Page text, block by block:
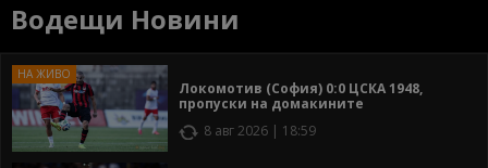
Водещи Новини
Локомотив (София) 0:0 ЦСКА 1948,
пропуски на домакините
8 авг 2026 | 18:59